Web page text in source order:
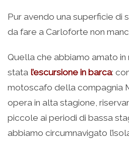
Pur avendo una superficie di
da fare a Carloforte non
Quella che abbiamo amato
stata l’escursione in barca:
motoscafo della compagnia
opera in alta stagione,
piccole ai periodi di bassa
abbiamo circumnavigato